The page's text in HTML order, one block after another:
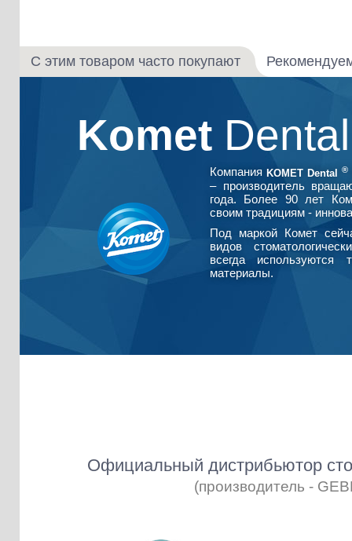
С этим товаром часто покупают
Komet
Компания KOMET Dental ®
– производитель
года. Более 90 лет
своим традициям -
Под маркой Комет
видов
всегда используются
материалы.
Официальный дистрибьютор
(производитель -